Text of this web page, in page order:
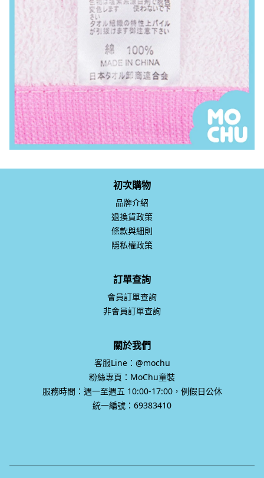
初次購物
品牌介紹
退換貨政策
條款與細則
隱私權政策
訂單查詢
會員訂單查詢
非會員訂單查詢
關於我們
客服Line：@mochu
粉絲專頁：MoChu童裝
服務時間：週一至週五 10:00-17:00，例假日公休
統一編號：69383410